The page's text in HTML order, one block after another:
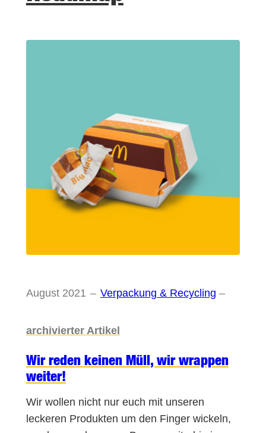
August 2021 – Verpackung & Recycling –
archivierter Artikel
Wir reden keinen Müll, wir wrappen
weiter!
Wir wollen nicht nur euch mit unseren
leckeren Produkten um den Finger wickeln,